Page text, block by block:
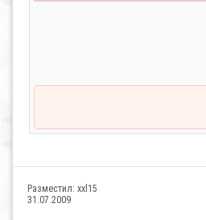
Разместил: xxl15
31.07.2009